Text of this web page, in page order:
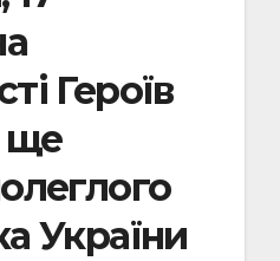
Героїв
ще
України